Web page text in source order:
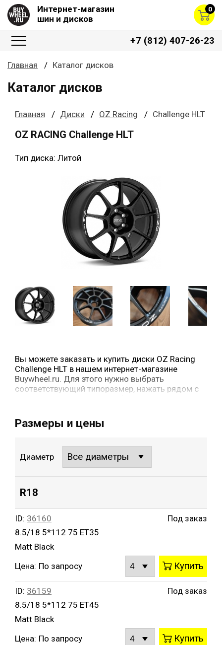
Интернет-магазин
шин и дисков
0
+7 (812) 407-26-23
Главная Каталог дисков
Каталог дисков
Главная Диски OZ Racing Challenge HLT
OZ RACING Challenge HLT
Тип диска: Литой
Вы можете заказать и купить диски OZ Racing
Challenge HLT в нашем интернет-магазине
Buywheel.ru. Для этого нужно выбрать
соответствующий типоразмер, нажать рядом с
Размеры и цены
Диаметр
R18
ID: 36160
8.5/18 5*112 75 ET35
Matt Black
Под заказ
Цена: По запросу Купить
ID: 36159
8.5/18 5*112 75 ET45
Matt Black
Под заказ
Цена: По запросу Купить